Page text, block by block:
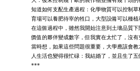
知道如何支配生產過程：化學物質可以控制
育場可以養肥待宰的牲口，大型設備可以種植
在這個過程中，雖然我開始注意到土壤品質
價值的夥伴變成數字，但我實在太忙了，沒
當時想，如果這些問題很重要，大學應該會教
人生活也變得很忙碌：我結婚了，並且生了五
***